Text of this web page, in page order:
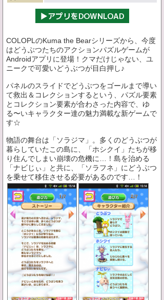
COLOPLのKuma the Bearシリーズから、今度
はどうぶつたちのアクションパズルゲームが
Androidアプリに登場！クマだけじゃない、ユ
ニークで可愛いどうぶつが目白押し♪
パネルのスライドでどうぶつをゴールまで導い
て救出＆コレクションするという、パズル要素
とコレクション要素が合わさった内容で、ゆ
る〜いキャラクター達の魅力満載な新ゲームで
す☆
物語の舞台は「ソラジマ」。多くのどうぶつが
暮らしていたこの島に、「ホシクイ」たちが移
り住んでしまい崩壊の危機に…！島を治める
「ナビじぃ」と共に、「ソラフネ」にどうぶつ
を乗せて移住させる必要があるのです…！